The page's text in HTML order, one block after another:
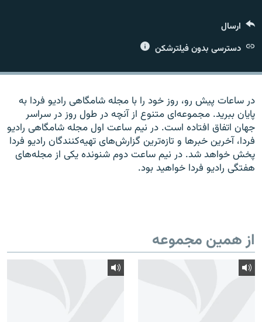
زبان‌های دیگر
ارسال
دسترسی بدون فیلترشکن
در ساعات پیش رو، روز خود را با مجله شامگاهی رادیو فردا به
پایان ببرید. مجموعه‌ای متنوع از آنچه در طول روز در سراسر
جهان اتفاق افتاده است. در نیم ساعت اول مجله شامگاهی رادیو
فردا، آخرین خبرها و تازه‌ترین گزارش‌های تهیه‌کنندگان رادیو فردا
پخش خواهد شد. در نیم ساعت دوم شنونده یکی از مجله‌های
هفتگی رادیو فردا خواهید بود.
از همین مجموعه